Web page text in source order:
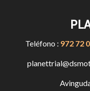
Teléfono : 972 72